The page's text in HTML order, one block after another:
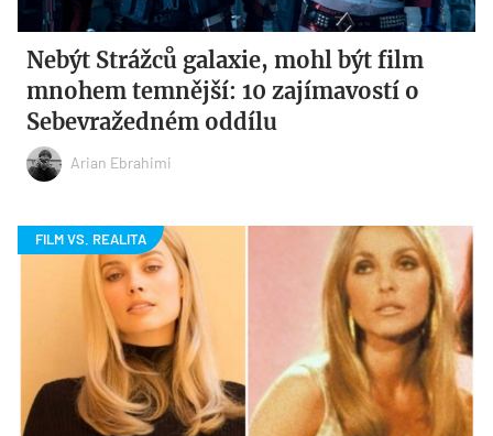
Nebýt Strážců galaxie, mohl být film
mnohem temnější: 10 zajímavostí o
Sebevražedném oddílu
Arian Ebrahimi